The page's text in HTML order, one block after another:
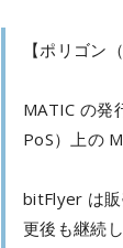
【ポリゴン
MATIC の発
PoS）上の
bitFlyer は
更後も継続